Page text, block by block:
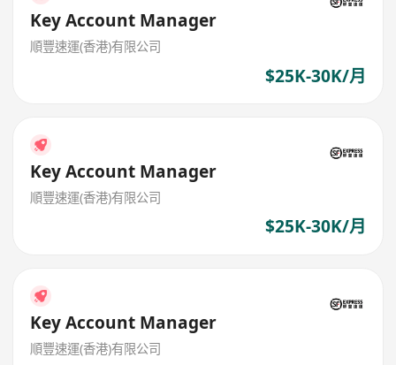
Key Account Manager
順豐速運(香港)有限公司
$25K-30K/月
Key Account Manager
順豐速運(香港)有限公司
$25K-30K/月
Key Account Manager
順豐速運(香港)有限公司